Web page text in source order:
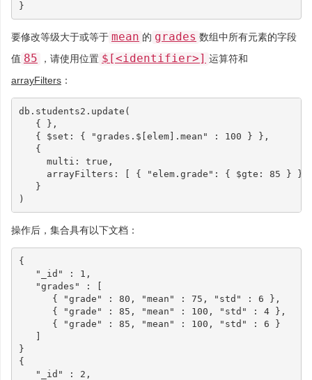
}
要修改等级大于或等于 mean 的 grades 数组中所有元素的字段
值 85 ，请使用位置 $[<identifier>] 运算符和
arrayFilters ：
db . students2 . update (
{
},
{
$set : { "grades.$[elem].mean" : 100 }
},
{
multi : true ,
arrayFilters : [ { "elem.grade" : { $gte : 85 } }
}
)
操作后，集合具有以下文档：
{
"_id"
: 1 ,
"grades"
:
[
{
"grade" : 80 , "mean" : 75 , "std" : 6
},
{
"grade" : 85 , "mean" : 100 , "std" : 4
},
{
"grade" : 85 , "mean" : 100 , "std" : 6
}
]
}
{
"_id"
: 2 ,